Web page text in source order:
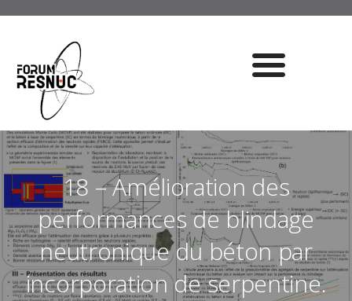
18 – Amélioration des
performances de blindage
neutronique du béton par
incorporation de serpentine.